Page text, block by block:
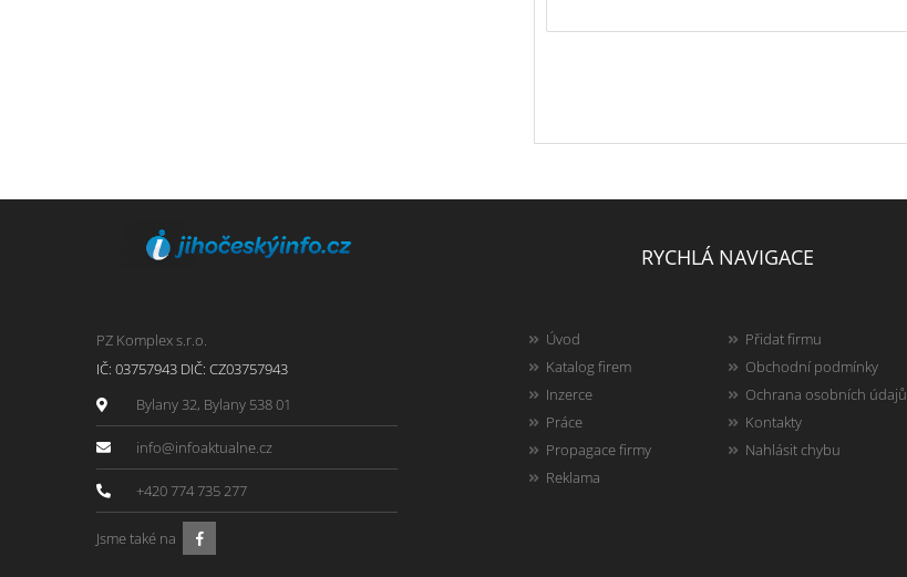
PZ Komplex s.r.o.
IČ: 03757943 DIČ: CZ03757943
Bylany 32, Bylany 538 01
info@infoaktualne.cz
+420 774 735 277
Jsme také na
RYCHLÁ NAVIGACE
Úvod
Katalog firem
Inzerce
Práce
Propagace firmy
Reklama
Přidat firmu
Obchodní podmínky
Ochrana osobních údajů
Kontakty
Nahlásit chybu